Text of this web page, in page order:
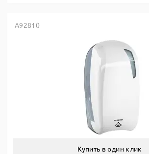
A92810
Купить в один клик